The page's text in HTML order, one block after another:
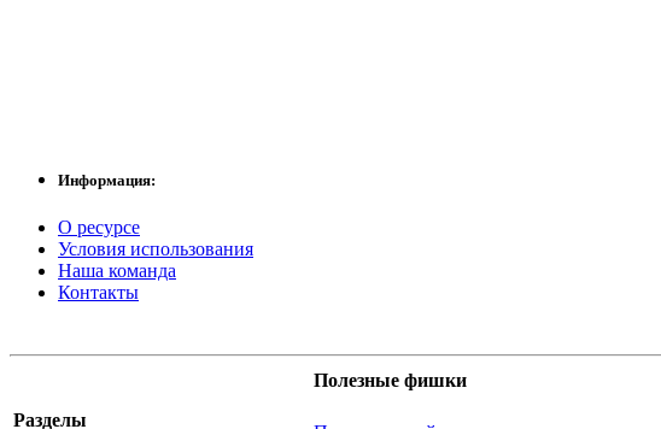
Информация:
О ресурсе
Условия использования
Наша команда
Контакты
Разделы
Полезные фишки